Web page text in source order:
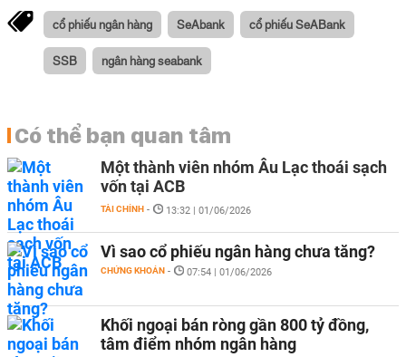
cổ phiếu ngân hàng SeAbank cổ phiếu SeABank
SSB ngân hàng seabank
Có thể bạn quan tâm
Một thành viên nhóm Âu Lạc thoái sạch
vốn tại ACB
TÀI CHÍNH - 13:32 | 01/06/2026
Vì sao cổ phiếu ngân hàng chưa tăng?
CHỨNG KHOÁN - 07:54 | 01/06/2026
Khối ngoại bán ròng gần 800 tỷ đồng,
tâm điểm nhóm ngân hàng